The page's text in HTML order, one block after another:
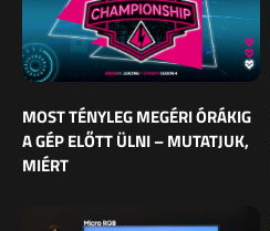
MOST TÉNYLEG MEGÉRI ÓRÁKIG
A GÉP ELŐTT ÜLNI – MUTATJUK,
MIÉRT